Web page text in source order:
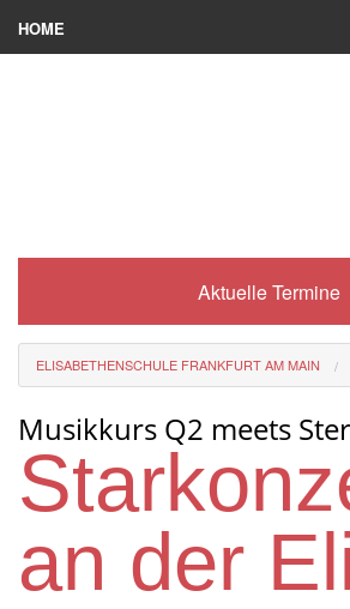
HOME
Eli-Portal
Berufsorientierung
Förderverein
Instagram
Aktuelle Termine
ELISABETHENSCHULE FRANKFURT AM MAIN
Musikkurs Q2 meets
an der